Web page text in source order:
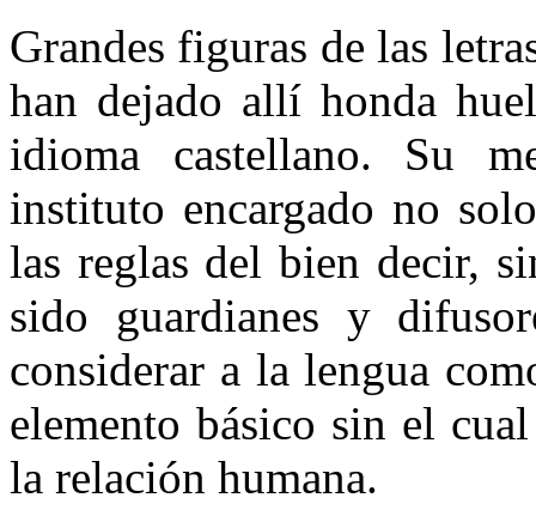
Grandes figuras de las
han dejado allí honda
idioma castellano. Su
instituto encargado no
las reglas del bien decir,
sido guardianes y
considerar a la lengua
elemento básico sin el
la relación humana.